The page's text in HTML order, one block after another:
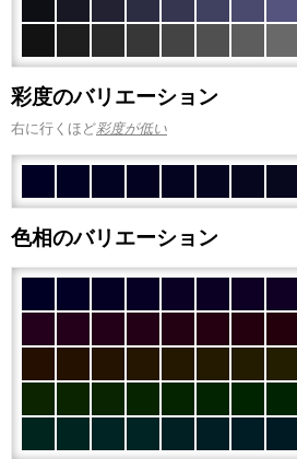
彩度のバリエーション
右に行くほど彩度が低い
色相のバリエーション